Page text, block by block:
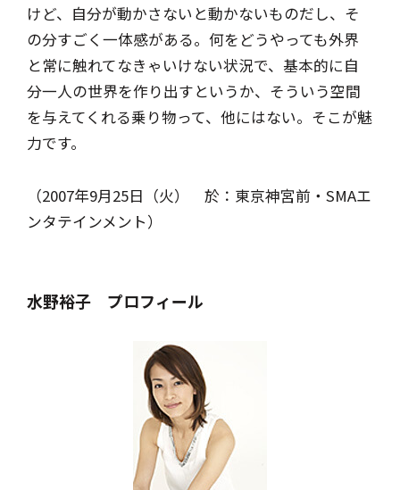
けど、自分が動かさないと動かないものだし、そ
の分すごく一体感がある。何をどうやっても外界
と常に触れてなきゃいけない状況で、基本的に自
分一人の世界を作り出すというか、そういう空間
を与えてくれる乗り物って、他にはない。そこが魅
力です。
（2007年9月25日（火） 於：東京神宮前・SMAエ
ンタテインメント）
水野裕子 プロフィール